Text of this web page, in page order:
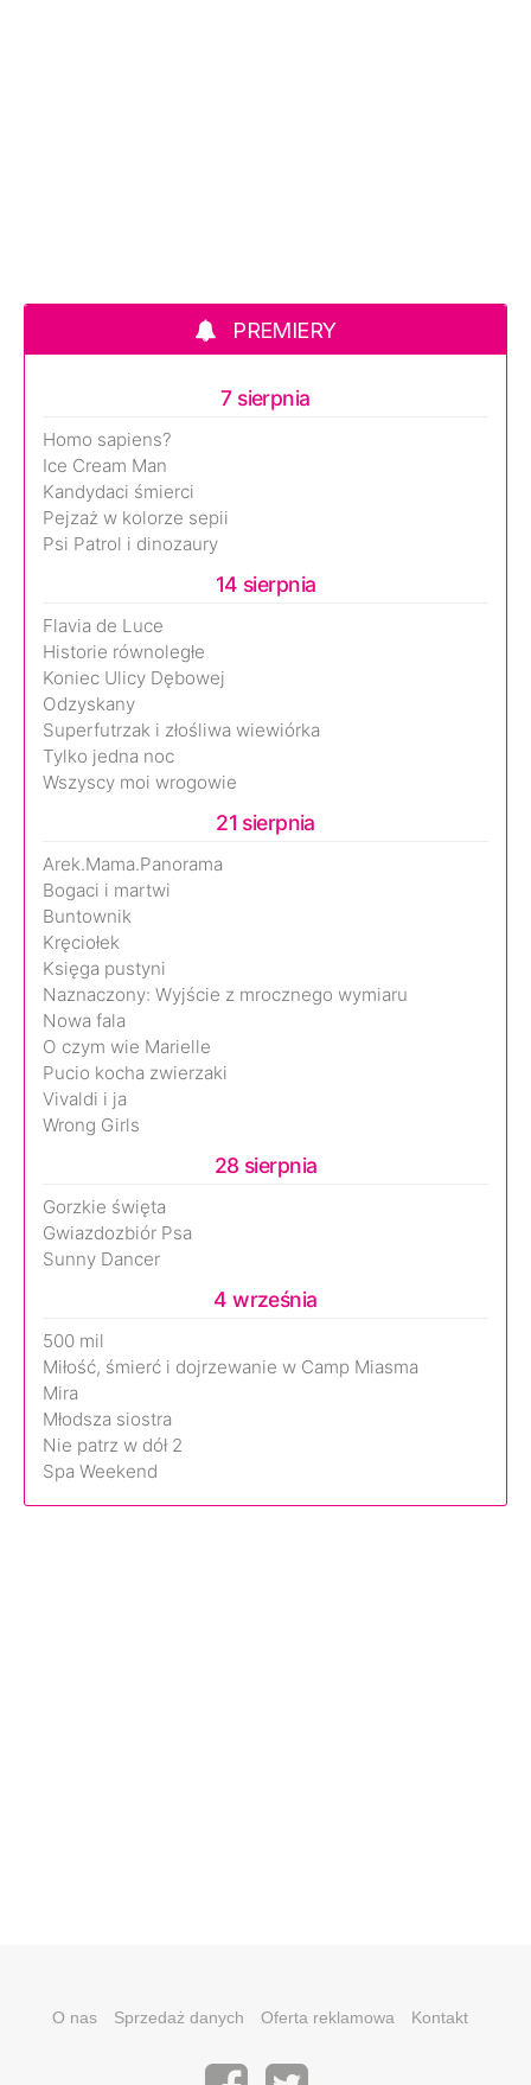
PREMIERY
7 sierpnia
Homo sapiens?
Ice Cream Man
Kandydaci śmierci
Pejzaż w kolorze sepii
Psi Patrol i dinozaury
14 sierpnia
Flavia de Luce
Historie równoległe
Koniec Ulicy Dębowej
Odzyskany
Superfutrzak i złośliwa wiewiórka
Tylko jedna noc
Wszyscy moi wrogowie
21 sierpnia
Arek.Mama.Panorama
Bogaci i martwi
Buntownik
Kręciołek
Księga pustyni
Naznaczony: Wyjście z mrocznego wymiaru
Nowa fala
O czym wie Marielle
Pucio kocha zwierzaki
Vivaldi i ja
Wrong Girls
28 sierpnia
Gorzkie święta
Gwiazdozbiór Psa
Sunny Dancer
4 września
500 mil
Miłość, śmierć i dojrzewanie w Camp Miasma
Mira
Młodsza siostra
Nie patrz w dół 2
Spa Weekend
O nas Sprzedaż danych Oferta reklamowa Kontakt